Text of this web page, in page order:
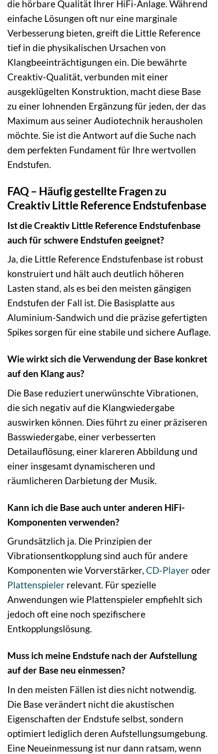
die hörbare Qualität Ihrer HiFi-Anlage. Während
einfache Lösungen oft nur eine marginale
Verbesserung bieten, greift die Little Reference
tief in die physikalischen Ursachen von
Klangbeeinträchtigungen ein. Die bewährte
Creaktiv-Qualität, verbunden mit einer
ausgeklügelten Konstruktion, macht diese Base
zu einer lohnenden Ergänzung für jeden, der das
Maximum aus seiner Audiotechnik herausholen
möchte. Sie ist die Antwort auf die Suche nach
dem perfekten Fundament für Ihre wertvollen
Endstufen.
FAQ – Häufig gestellte Fragen zu
Creaktiv Little Reference Endstufenbase
Ist die Creaktiv Little Reference Endstufenbase
auch für schwere Endstufen geeignet?
Ja, die Little Reference Endstufenbase ist robust
konstruiert und hält auch deutlich höheren
Lasten stand, als es bei den meisten gängigen
Endstufen der Fall ist. Die Basisplatte aus
Aluminium-Sandwich und die präzise gefertigten
Spikes sorgen für eine stabile und sichere Auflage.
Wie wirkt sich die Verwendung der Base konkret
auf den Klang aus?
Die Base reduziert unerwünschte Vibrationen,
die sich negativ auf die Klangwiedergabe
auswirken können. Dies führt zu einer präziseren
Basswiedergabe, einer verbesserten
Detailauflösung, einer klareren Abbildung und
einer insgesamt dynamischeren und
räumlicheren Darbietung der Musik.
Kann ich die Base auch unter anderen HiFi-
Komponenten verwenden?
Grundsätzlich ja. Die Prinzipien der
Vibrationsentkopplung sind auch für andere
Komponenten wie Vorverstärker, CD-Playeroder
Plattenspieler relevant. Für spezielle
Anwendungen wie Plattenspieler empfiehlt sich
jedoch oft eine noch spezifischere
Entkopplungslösung.
Muss ich meine Endstufe nach der Aufstellung
auf der Base neu einmessen?
In den meisten Fällen ist dies nicht notwendig.
Die Base verändert nicht die akustischen
Eigenschaften der Endstufe selbst, sondern
optimiert lediglich deren Aufstellungsumgebung.
Eine Neueinmessung ist nur dann ratsam, wenn